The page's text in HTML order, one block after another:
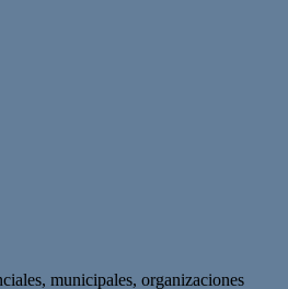
municipales, organizaciones